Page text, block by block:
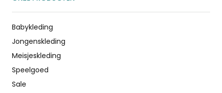
Babykleding
Jongenskleding
Meisjeskleding
Speelgoed
Sale